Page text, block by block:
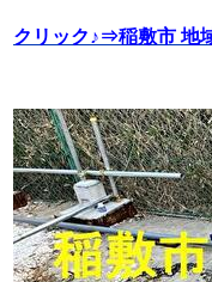
クリック♪⇒稲敷市 地